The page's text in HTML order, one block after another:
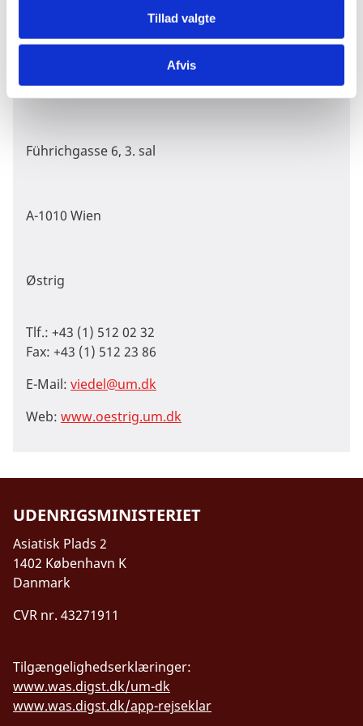
Tillad valgte
Afvis
kontakt
Danmarks Mission ved OSCE, IAEA og CTBTO
Führichgasse 6, 3. sal
A-1010 Wien
Østrig
Tlf.: +43 (1) 512 02 32
Fax: +43 (1) 512 23 86
E-Mail: viedel@um.dk
Web: www.oestrig.um.dk
UDENRIGSMINISTERIET
Asiatisk Plads 2
1402 København K
Danmark
CVR nr. 43271911
Tilgængelighedserklæringer:
www.was.digst.dk/um-dk
www.was.digst.dk/app-rejseklar